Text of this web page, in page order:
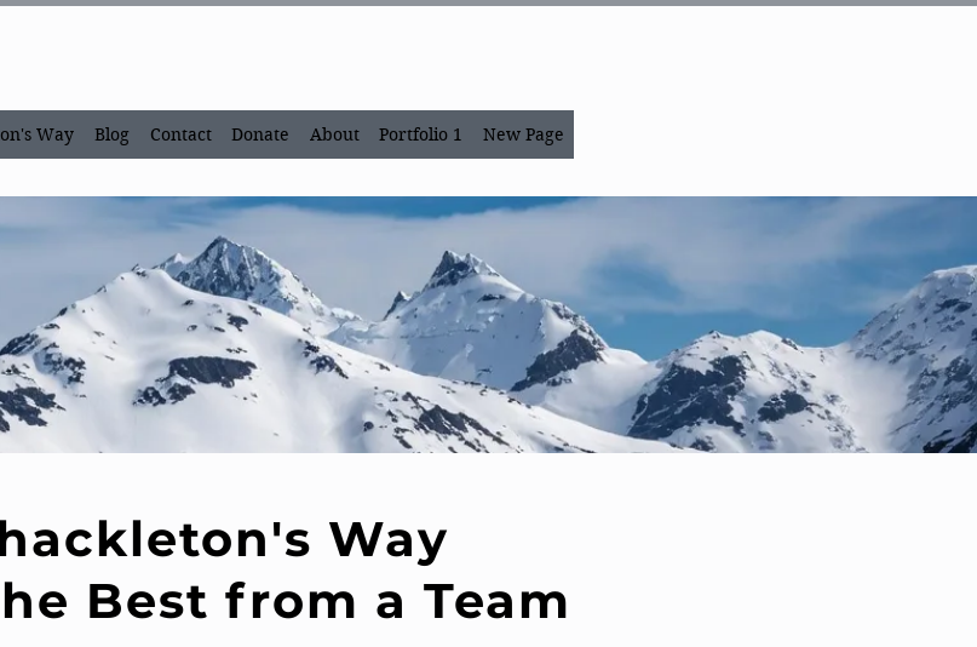
Way Blog Contact Donate About Portfolio 1 New Page
Way
Best from a Team